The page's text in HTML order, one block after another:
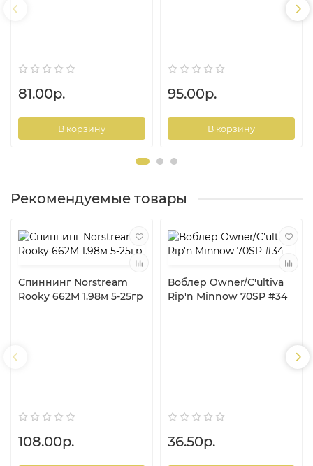
81.00р.
В корзину
95.00р.
В корзину
Рекомендуемые товары
Спиннинг Norstream
Rooky 662M 1.98м 5-25гр
108.00р.
Воблер Owner/C'ultiva
Rip'n Minnow 70SP #34
36.50р.